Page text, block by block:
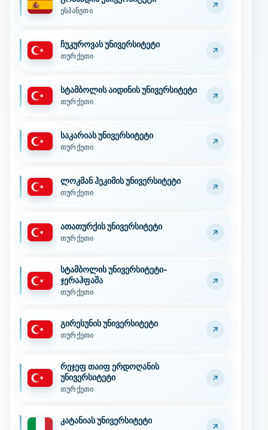
ესპანეთი
ჩუკუროვას უნივერსიტეტი
თურქეთი
სტამბოლის აიდინის უნივერსიტეტი
თურქეთი
საკარიას უნივერსიტეტი
თურქეთი
ლოკმან ჰეკიმის უნივერსიტეტი
თურქეთი
ათათურქის უნივერსიტეტი
თურქეთი
სტამბოლის უნივერსიტეტი-
ჯერაჰფაშა
თურქეთი
გირესუნის უნივერსიტეტი
თურქეთი
რეჯეფ თაიფ ერდოღანის
უნივერსიტეტი
თურქეთი
კატანიას უნივერსიტეტი